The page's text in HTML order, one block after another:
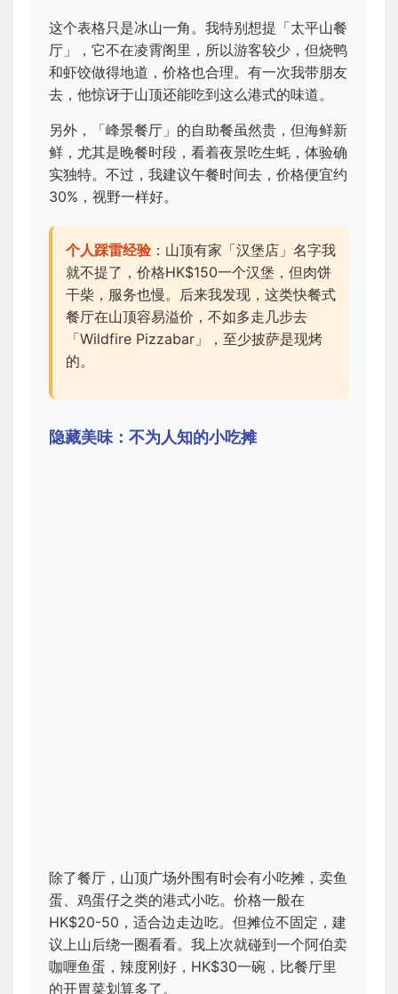
这个表格只是冰山一角。我特别想提「太平山餐
厅」，它不在凌霄阁里，所以游客较少，但烧鸭
和虾饺做得地道，价格也合理。有一次我带朋友
去，他惊讶于山顶还能吃到这么港式的味道。
另外，「峰景餐厅」的自助餐虽然贵，但海鲜新
鲜，尤其是晚餐时段，看着夜景吃生蚝，体验确
实独特。不过，我建议午餐时间去，价格便宜约
30%，视野一样好。
个人踩雷经验 ：山顶有家「汉堡店」名字我
就不提了，价格HK$150一个汉堡，但肉饼
干柴，服务也慢。后来我发现，这类快餐式
餐厅在山顶容易溢价，不如多走几步去
「Wildfire Pizzabar」，至少披萨是现烤
的。
隐藏美味：不为人知的小吃摊
除了餐厅，山顶广场外围有时会有小吃摊，卖鱼
蛋、鸡蛋仔之类的港式小吃。价格一般在
HK$20-50，适合边走边吃。但摊位不固定，建
议上山后绕一圈看看。我上次就碰到一个阿伯卖
咖喱鱼蛋，辣度刚好，HK$30一碗，比餐厅里
的开胃菜划算多了。